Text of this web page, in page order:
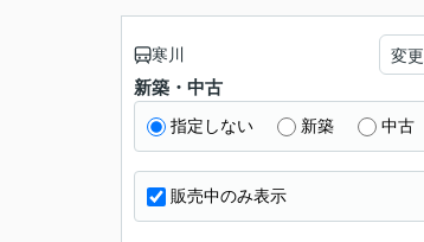
寒川 変更
新築・中古
指定しない 新築 中古
販売中のみ表示